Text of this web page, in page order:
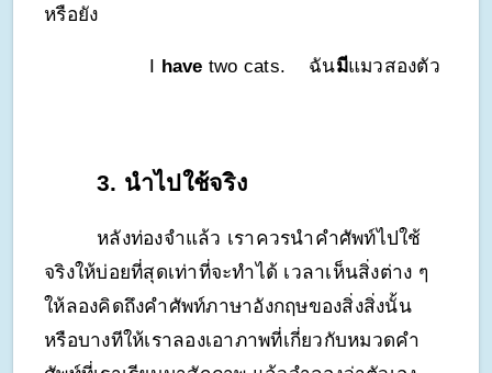
หรือยัง
I have two cats. ฉันมีแมวสองตัว
3. นำไปใช้จริง
หลังท่องจำแล้ว เราควรนำคำศัพท์ไปใช้
จริงให้บ่อยที่สุดเท่าที่จะทำได้ เวลาเห็นสิ่งต่าง ๆ
ให้ลองคิดถึงคำศัพท์ภาษาอังกฤษของสิ่งสิ่งนั้น
หรือบางทีให้เราลองเอาภาพที่เกี่ยวกับหมวดคำ